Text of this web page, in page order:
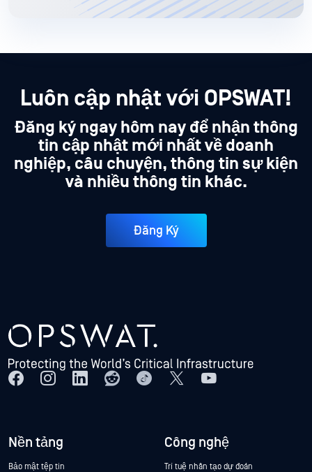
Luôn cập nhật với OPSWAT!
Đăng ký ngay hôm nay để nhận thông
tin cập nhật mới nhất về doanh
nghiệp, câu chuyện, thông tin sự kiện
và nhiều thông tin khác.
Đăng Ký
Nền tảng
Bảo mật tệp tin
Công nghệ
Trí tuệ nhân tạo dự đoán